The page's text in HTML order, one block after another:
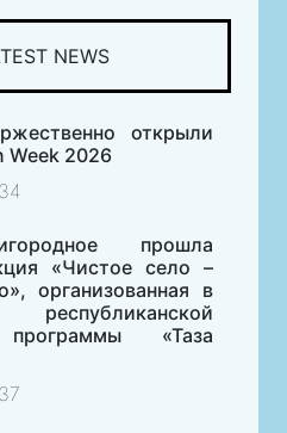
NEWS
открыли
Week 2026
прошла
«Чистое село –
организованная в
программы «Таза